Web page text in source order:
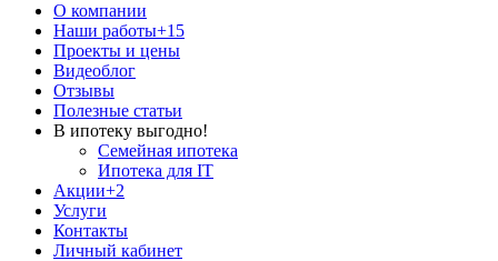
О компании
Наши работы+15
Проекты и цены
Видеоблог
Отзывы
Полезные статьи
В ипотеку выгодно!
Семейная ипотека
Ипотека для IT
Акции+2
Услуги
Контакты
Личный кабинет